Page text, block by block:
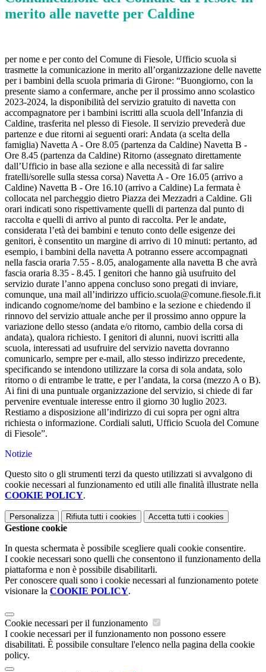
merito alle navette per Caldine
per nome e per conto del Comune di Fiesole, Ufficio scuola si
trasmette la comunicazione in merito all’organizzazione delle navette
per i bambini della scuola primaria di Girone: “Buongiorno, con la
presente siamo a confermare, anche per il prossimo anno scolastico
2023-2024, la disponibilità del servizio gratuito di navetta con
accompagnatore per i bambini iscritti alla scuola dell’Infanzia di
Caldine, trasferita nel plesso di Fiesole. Il servizio prevederà due
partenze e due ritorni ai seguenti orari: Andata (a scelta della
famiglia) Navetta A - Ore 8.05 (partenza da Caldine) Navetta B -
Ore 8.45 (partenza da Caldine) Ritorno (assegnato direttamente
dall’Ufficio in base alla sezione e alla necessità di far salire
fratelli/sorelle sulla stessa corsa) Navetta A - Ore 16.05 (arrivo a
Caldine) Navetta B - Ore 16.10 (arrivo a Caldine) La fermata è
collocata nel parcheggio dietro Piazza dei Mezzadri a Caldine. Gli
orari indicati sono rispettivamente quelli di partenza dal punto di
raccolta e quelli di arrivo al punto di raccolta. Per le andate,
considerata l’età dei bambini e tenuto conto delle esigenze dei
genitori, è consentito un margine di arrivo di 10 minuti: pertanto, ad
esempio, i bambini della navetta A potranno essere accompagnati
nella fascia oraria 7.55 - 8.05, analogamente alla navetta B che avrà
fascia oraria 8.35 - 8.45. I genitori che hanno già usufruito del
servizio durate l’anno appena concluso sono pregati di inviare,
comunque, una mail all’indirizzo ufficio.scuola@comune.fiesole.fi.it
indicando cognome/nome del bambino e la sezione e chiedendo il
rinnovo del servizio attuale anche per il prossimo anno oppure la
variazione dello stesso (andata e/o ritorno, cambio della corsa di
andata), qualora richiesto. I genitori di alunni, nuovi iscritti alla
scuola, interessati ad usufruire del servizio navetta dovranno
comunicarlo, sempre per e-mail, allo stesso indirizzo precedente,
specificando se intendono utilizzare la corsa di sola andata, solo
ritorno o di entrambe le tratte, e per l’andata, la corsa (mezzo A o B).
Ai fini di una puntuale organizzazione del servizio, si chiede di far
pervenire eventuale interesse entro il giorno 30 luglio 2023.
Restiamo a disposizione all’indirizzo di cui sopra per ogni altra
richiesta o informazione. Cordiali saluti, Ufficio Scuola del Comune
di Fiesole”.
Notizie
Questo sito o gli strumenti terzi da questo utilizzati si avvalgono di
cookie necessari al funzionamento ed utili alle finalità illustrate nella
COOKIE POLICY.
Personalizza Rifiuta tutti i cookies Accetta tutti i cookies
Gestione cookie
In questa schermata è possibile scegliere quali cookie consentire.
I cookie necessari sono quelli che consentono il funzionamento della
piattaforma e non è possibile disabilitarli.
Per conoscere quali sono i cookie necessari al funzionamento potete
visionare la COOKIE POLICY.
Cookie necessari per il funzionamento
I cookie necessari per il funzionamento non possono essere
disabilitati. È possibile consultare l'elenco nella pagina della cookie
policy.